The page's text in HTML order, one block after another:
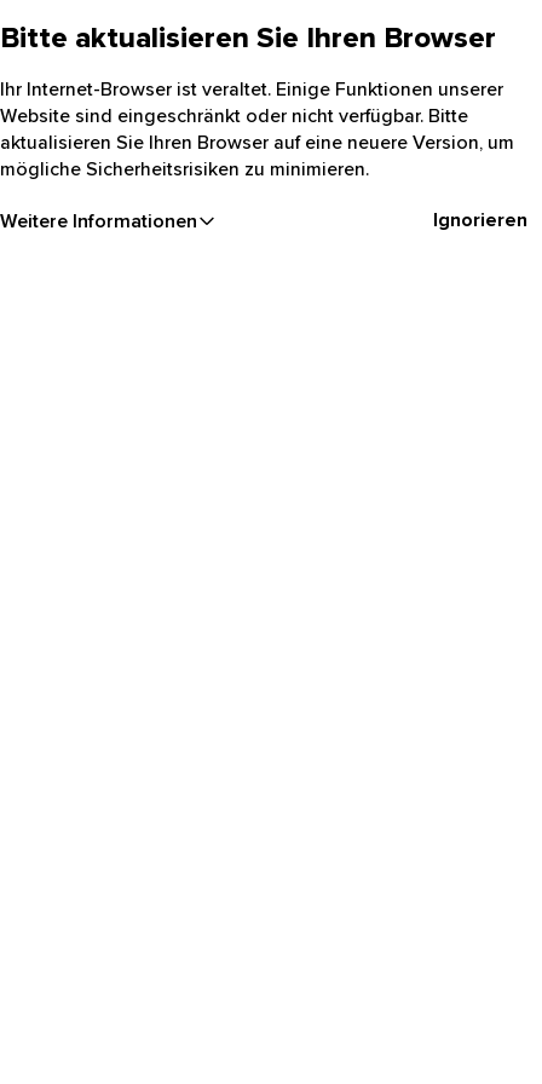
Bitte aktualisieren Sie Ihren Browser
Ihr Internet-Browser ist veraltet. Einige Funktionen unserer
Website sind eingeschränkt oder nicht verfügbar. Bitte
aktualisieren Sie Ihren Browser auf eine neuere Version, um
mögliche Sicherheitsrisiken zu minimieren.
Weitere Informationen Ignorieren